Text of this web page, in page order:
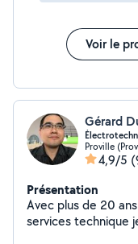
Voir le
Gérard
Proville
4,9/5
Présentation
Avec plus de 20
services technique